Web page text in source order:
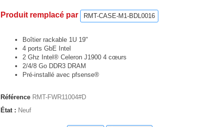
Produit remplacé par RMT-CASE-M1-BDL0016
Boîtier rackable 1U 19"
4 ports GbE Intel
2 Ghz Intel® Celeron J1900 4 cœurs
2/4/8 Go DDR3 DRAM
Pré-installé avec pfsense®
Référence RMT-FWR11004#D
État : Neuf